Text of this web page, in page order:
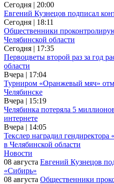
Сегодня | 20:00
Евгений Кузнецов подписал
Сегодня | 18:11
Общественники
Челябинской области
Сегодня | 17:35
Первоцветы второй раз за год
области
Вчера | 17:04
Турниром «Оранжевый мяч»
Челябинске
Вчера | 15:19
Челябинка потеряла 5
интернете
Вчера | 14:05
Текслер наградил гендиректора
в Челябинской области
Новости
08 августа Евгений Кузнецов
«Сибирь»
08 августа Общественники